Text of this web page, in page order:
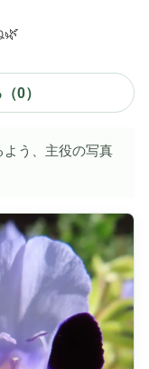
🌿
0）
う、主役の写真